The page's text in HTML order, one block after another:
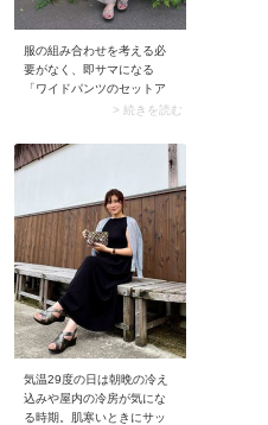
服の組み合わせを考える必
要がなく、即サマになる
「ワイドパンツのセットア
ップ」は50代にうってつ
パンツは肌離れがよく風通
し抜群。ブラウスとのセッ
ば、ダボッとしたパンツも
きれいめに着こなせます
よ。
> 続きを読む
気温29度の日は朝晩の冷え
込みや屋内の冷房が気にな
る時期。肌寒いときにサッ